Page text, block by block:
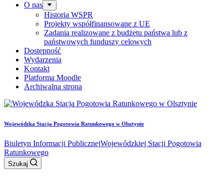
O nas
Historia WSPR
Projekty współfinansowane z UE
Zadania realizowane z budżetu państwa lub z
państwowych funduszy celowych
Dostępność
Wydarzenia
Kontakt
Platforma Moodle
Archiwalna strona
Wojewódzka Stacja Pogotowia Ratunkowego w Olsztynie
Biuletyn Informacji PublicznejWojewódzkiej Stacji Pogotowia
Ratunkowego
Szukaj